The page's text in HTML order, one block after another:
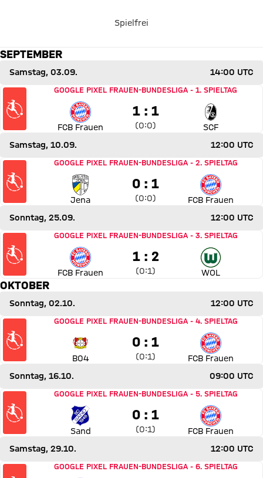
Spielfrei
SEPTEMBER
Samstag, 03.09.
14:00 UTC
Spiel FC Bayern Frauen gegen SC Freiburg
GOOGLE PIXEL FRAUEN-BUNDESLIGA - 1. SPIELTAG
FCB Frauen
1 zu 1
1 : 1
(Zwischenergebnis:
0 zu 0 nach Erste Halbzeit
0:0)
SCF
Samstag, 10.09.
12:00 UTC
Spiel Carl Zeiss Jena gegen FC Bayern Frauen
GOOGLE PIXEL FRAUEN-BUNDESLIGA- 2. SPIELTAG
Jena
0 zu 1
0 : 1
(Zwischenergebnis:
0 zu 0 nach Erste Halbzeit
0:0)
FCB Frauen
Sonntag, 25.09.
12:00 UTC
Spiel FC Bayern Frauen gegen VfL Wolfsburg
GOOGLE PIXEL FRAUEN-BUNDESLIGA- 3. SPIELTAG
FCB Frauen
1 zu 2
1 : 2
(Zwischenergebnis:
0 zu 1 nach Erste Halbzeit
0:1) WOL
OKTOBER
Sonntag, 02.10.
12:00 UTC
Spiel Bayer 04 Leverkusen gegen FC Bayern Frauen
GOOGLE PIXEL FRAUEN-BUNDESLIGA- 4. SPIELTAG
B04
0 zu 1
0 : 1
(Zwischenergebnis:
0 zu 1 nach Erste Halbzeit
0:1)
FCB Frauen
Sonntag, 16.10.
09:00 UTC
Spiel SC Sand gegen FC Bayern Frauen
GOOGLE PIXEL FRAUEN-BUNDESLIGA- 5. SPIELTAG
Sand
0 zu 1
0 : 1
(Zwischenergebnis:
0 zu 1 nach Erste Halbzeit
0:1)
FCB Frauen
Samstag, 29.10.
12:00 UTC
Spiel FC Bayern Frauen gegen MSV Duisburg
GOOGLE PIXEL FRAUEN-BUNDESLIGA- 6. SPIELTAG